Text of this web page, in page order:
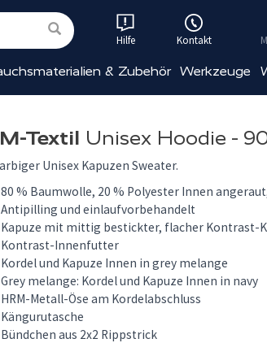
Hilfe Kontakt
& Zubehör Werkzeuge
Textil Unisex Hoodie -
Unisex Kapuzen Sweater.
80 % Baumwolle, 20 % Polyester Innen
Antipilling und einlaufvorbehandelt
Kapuze mit mittig bestickter, flacher Kontrast-
Kontrast-Innenfutter
Kordel und Kapuze Innen in grey melange
Grey melange: Kordel und Kapuze Innen in navy
HRM-Metall-Öse am Kordelabschluss
Kängurutasche
Bündchen aus 2x2 Rippstrick